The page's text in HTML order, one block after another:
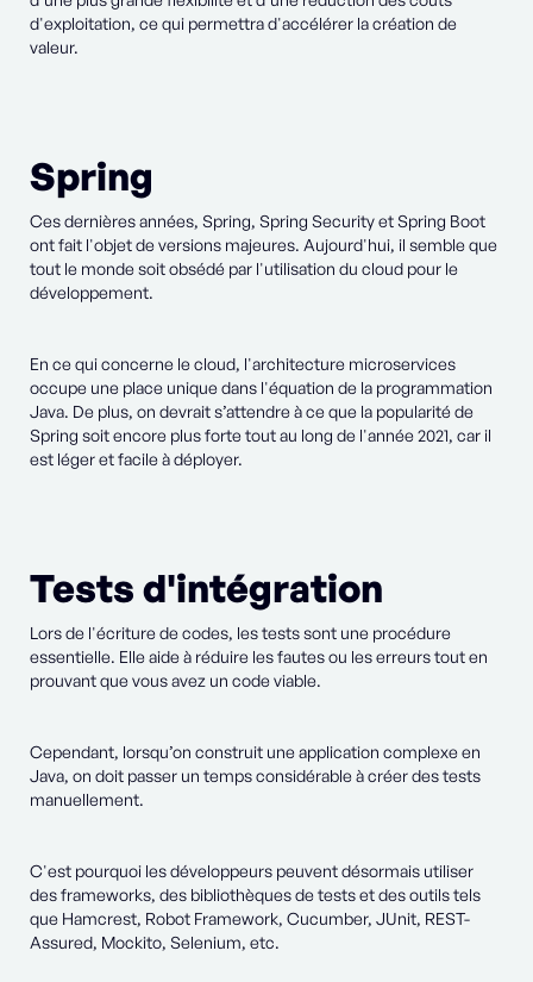
d'exploitation, ce qui permettra d'accélérer la création de
valeur.
Spring
Ces dernières années, Spring, Spring Security et Spring Boot
ont fait l'objet de versions majeures. Aujourd'hui, il semble que
tout le monde soit obsédé par l'utilisation du cloud pour le
développement.
En ce qui concerne le cloud, l'architecture microservices
occupe une place unique dans l'équation de la programmation
Java. De plus, on devrait s’attendre à ce que la popularité de
Spring soit encore plus forte tout au long de l'année 2021, car il
est léger et facile à déployer.
Tests d'intégration
Lors de l'écriture de codes, les tests sont une procédure
essentielle. Elle aide à réduire les fautes ou les erreurs tout en
prouvant que vous avez un code viable.
Cependant, lorsqu’on construit une application complexe en
Java, on doit passer un temps considérable à créer des tests
manuellement.
C'est pourquoi les développeurs peuvent désormais utiliser
des frameworks, des bibliothèques de tests et des outils tels
que Hamcrest, Robot Framework, Cucumber, JUnit, REST-
Assured, Mockito, Selenium, etc.